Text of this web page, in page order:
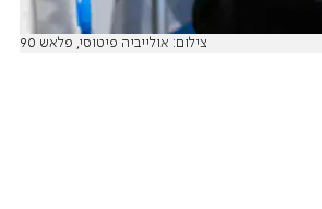
צילום: אולייביה פיטוסי, פלאש 90